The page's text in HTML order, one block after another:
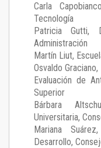
Carla
Tecnología
Patricia Gutti,
Administración
Martín Liut,
Osvaldo Graciano,
Evaluación de
Superior
Bárbara
Universitaria,
Mariana Suárez,
Desarrollo,